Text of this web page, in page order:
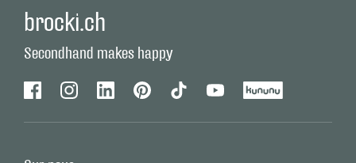
brocki.ch
Secondhand makes happy
FacebookInstagramLinkedin PinterestTiktok Youtube